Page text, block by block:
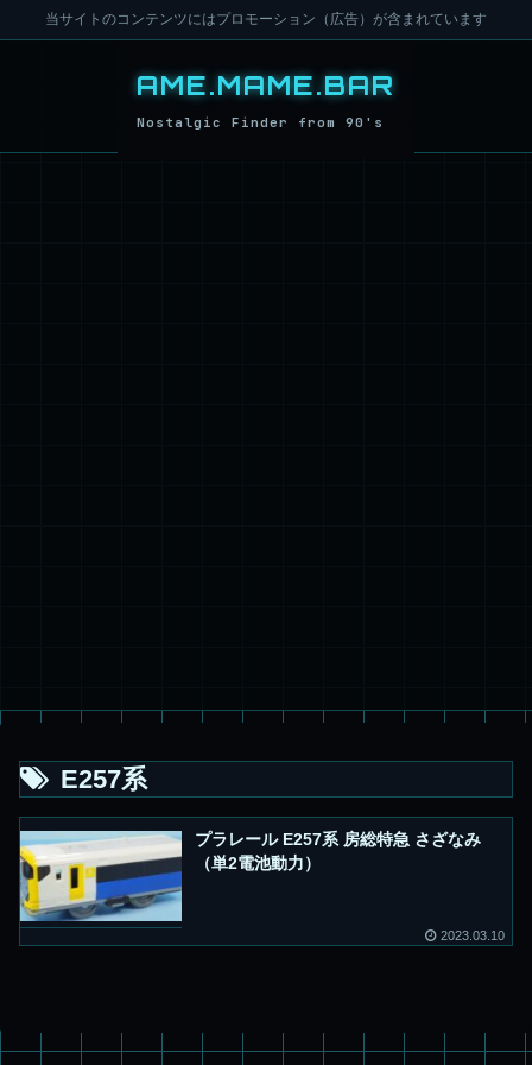
当サイトのコンテンツにはプロモーション（広告）が含まれています
E257系
プラレール E257系 房総特急 さざなみ
（単2電池動力）
2023.03.10